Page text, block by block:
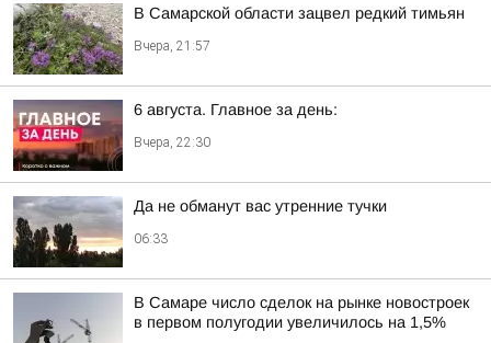
В Самарской области зацвел редкий тимьян
Вчера, 21:57
6 августа. Главное за день:
Вчера, 22:30
Да не обманут вас утренние тучки
06:33
В Самаре число сделок на рынке новостроек
в первом полугодии увеличилось на 1,5%